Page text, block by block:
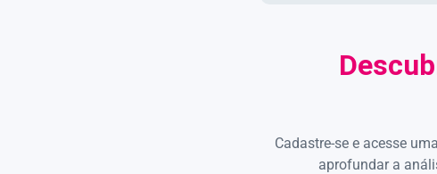
Cadastre-se e acesse
aprofundar a